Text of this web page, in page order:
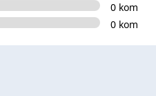
0 kom
0 kom